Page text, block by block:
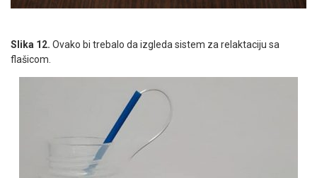
Slika 12. Ovako bi trebalo da izgleda sistem za relaktaciju sa
flašicom.